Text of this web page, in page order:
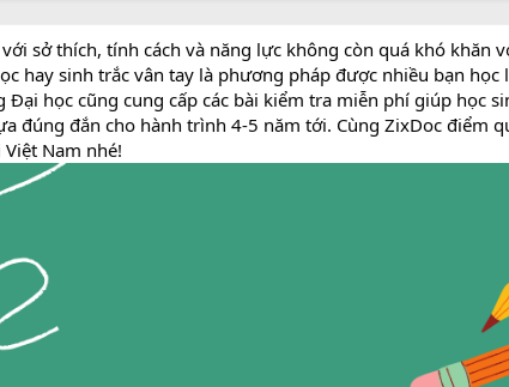
sở thích, tính cách và năng lực không còn quá khó khăn
hay sinh trắc vân tay là phương pháp được nhiều bạn học
học cũng cung cấp các bài kiểm tra miễn phí giúp học
đúng đắn cho hành trình 4-5 năm tới. Cùng ZixDoc điểm
Nam nhé!